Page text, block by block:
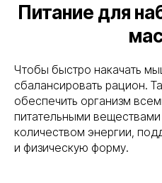
Питание для
Чтобы быстро накачать
сбалансировать рацион.
обеспечить организм
питательными
количеством энергии,
и физическую форму.